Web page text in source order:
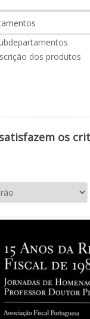
dos produtos
os